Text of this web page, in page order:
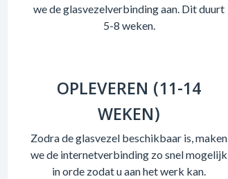
we de glasvezelverbinding aan. Dit duurt
5-8 weken.
OPLEVEREN (11-14
WEKEN)
Zodra de glasvezel beschikbaar is, maken
we de internetverbinding zo snel mogelijk
in orde zodat u aan het werk kan.